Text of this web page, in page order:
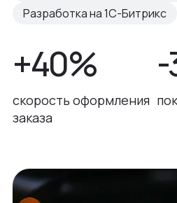
Разработка на 1С-Битрикс
+40%
скорость оформления
заказа